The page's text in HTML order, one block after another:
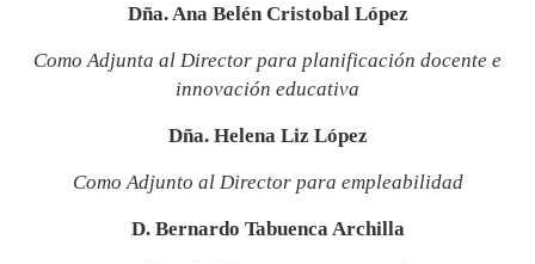
Dña. Ana Belén Cristobal López
Como Adjunta al Director para planificación docente e
innovación educativa
Dña. Helena Liz López
Como Adjunto al Director para empleabilidad
D. Bernardo Tabuenca Archilla